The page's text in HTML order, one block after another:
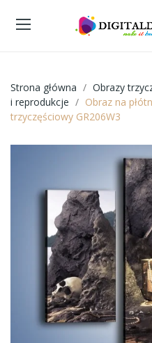
Strona główna Obrazy
i reprodukcje
Obraz na
trzyczęściowy GR206W3